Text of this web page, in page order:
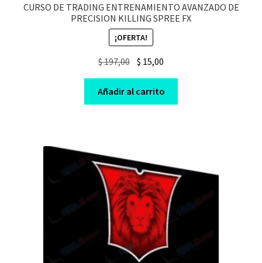
CURSO DE TRADING ENTRENAMIENTO AVANZADO DE
PRECISION KILLING SPREE FX
¡OFERTA!
$197,00 Original
was:
$ 197,00.
$ 15,00
is:
$ 15,00.
Añadir al carrito